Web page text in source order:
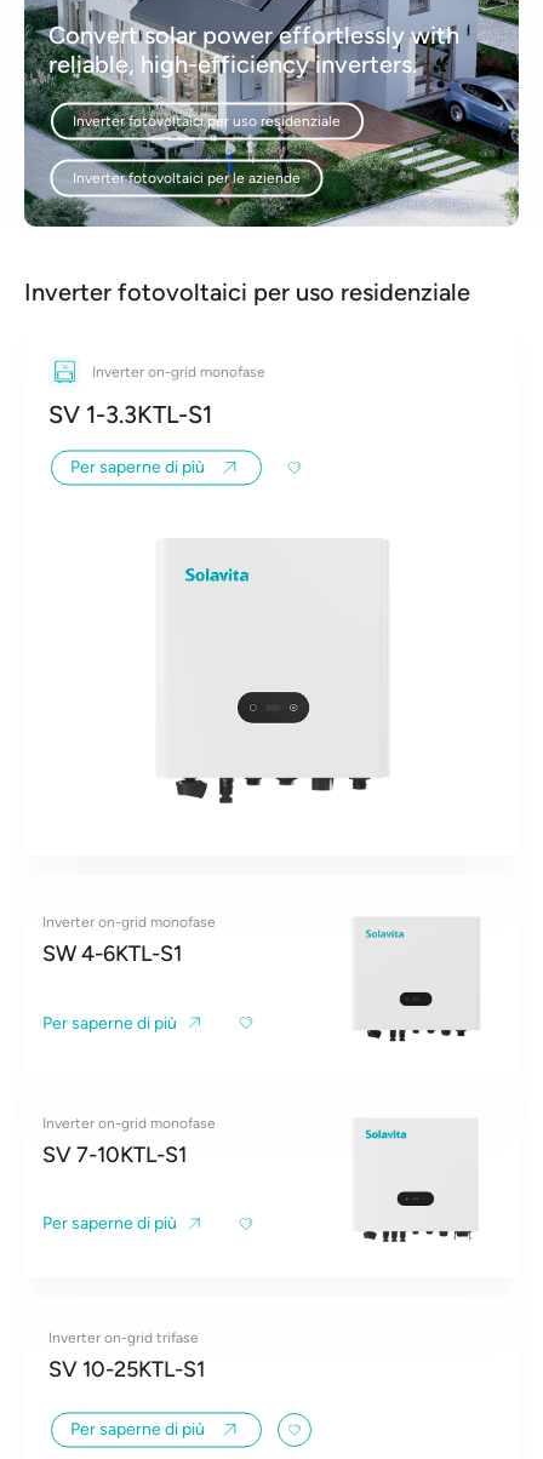
Convert solar power effortlessly with
reliable, high-efficiency inverters.
Inverter fotovoltaici per uso residenziale
Inverter fotovoltaici per le aziende
Inverter fotovoltaici per uso residenziale
Inverter on-grid monofase
SV 1-3.3KTL-S1
Per saperne di più
Inverter on-grid monofase
SW 4-6KTL-S1
Per saperne di più
Inverter on-grid monofase
SV 7-10KTL-S1
Per saperne di più
Inverter on-grid trifase
SV 10-25KTL-S1
Per saperne di più